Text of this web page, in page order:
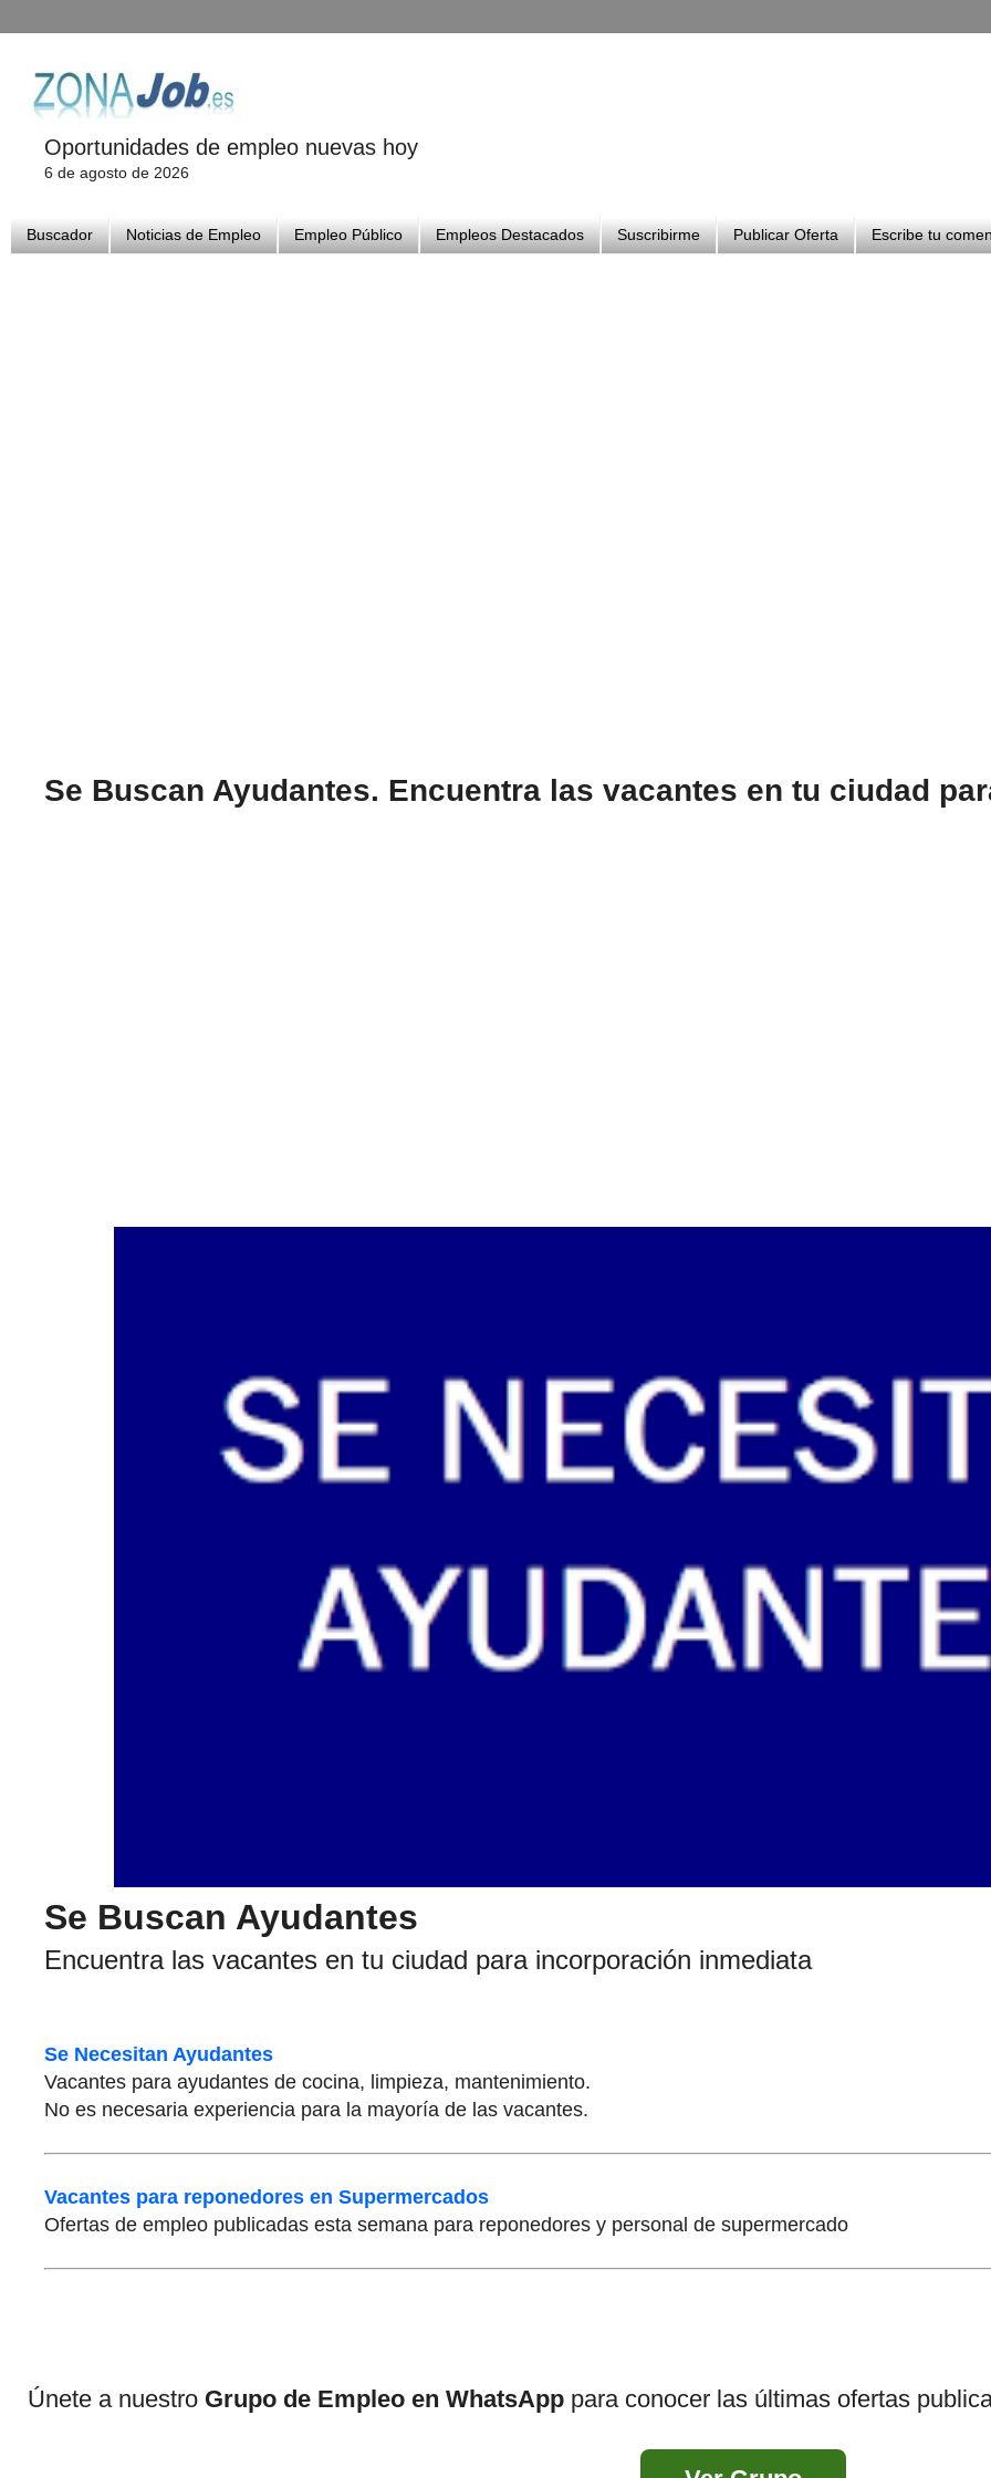
Oportunidades de empleo nuevas hoy
6 de agosto de 2026
Buscador Noticias de Empleo Empleo Público Empleos Destacados Suscribirme Publicar Oferta Escribe tu
Se Buscan Ayudantes. Encuentra las vacantes en tu ciudad
Se Buscan Ayudantes
Encuentra las vacantes en tu ciudad para incorporación inmediata
Se Necesitan Ayudantes
Vacantes para ayudantes de cocina, limpieza, mantenimiento.
No es necesaria experiencia para la mayoría de las vacantes.
Vacantes para reponedores en Supermercados
Ofertas de empleo publicadas esta semana para reponedores y personal de supermercado
Únete a nuestro Grupo de Empleo en WhatsApp para conocer las últimas ofertas